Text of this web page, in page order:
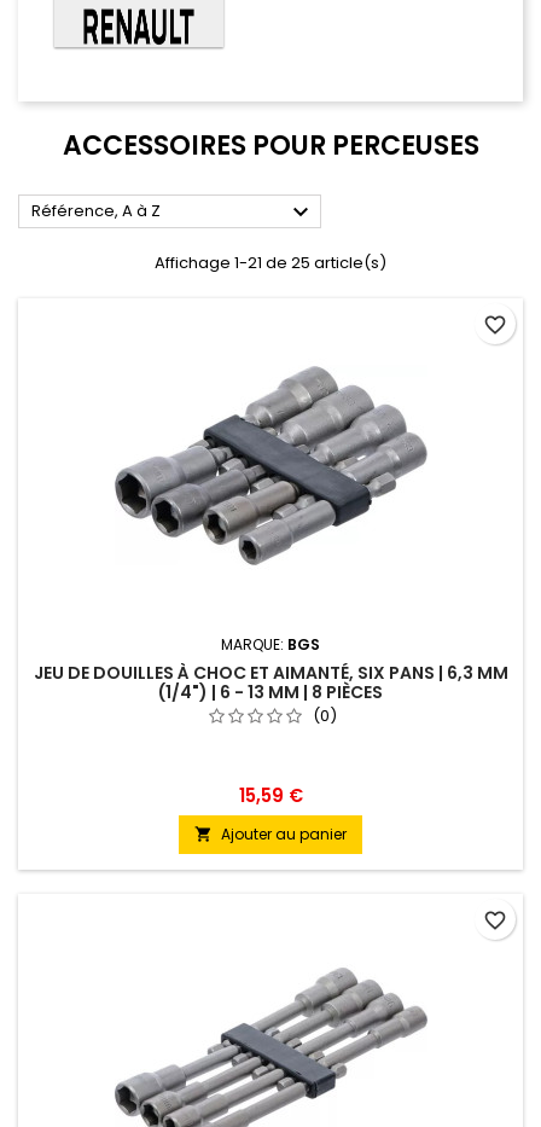
ACCESSOIRES POUR PERCEUSES
Référence, A à Z 
Affichage 1-21 de 25 article(s)
MARQUE: BGS
JEU DE DOUILLES À CHOC ET AIMANTÉ, SIX PANS | 6,3 MM
(1/4") | 6 - 13 MM | 8 PIÈCES
(0)
15,59 €
 Ajouter au panier
favorite_border
favorite_border